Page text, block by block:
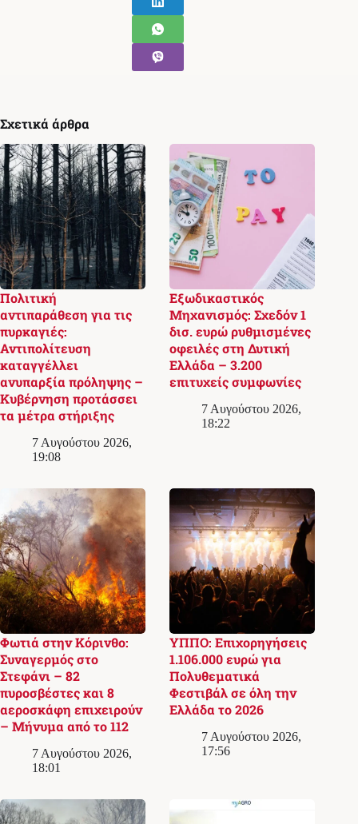
Σχετικά άρθρα
Πολιτική
αντιπαράθεση για τις
πυρκαγιές:
Αντιπολίτευση
καταγγέλλει
ανυπαρξία πρόληψης –
Κυβέρνηση προτάσσει
τα μέτρα στήριξης
7 Αυγούστου 2026,
19:08
Εξωδικαστικός
Μηχανισμός: Σχεδόν 1
δισ. ευρώ ρυθμισμένες
οφειλές στη Δυτική
Ελλάδα – 3.200
επιτυχείς συμφωνίες
7 Αυγούστου 2026,
18:22
Φωτιά στην Κόρινθο:
Συναγερμός στο
Στεφάνι – 82
πυροσβέστες και 8
αεροσκάφη επιχειρούν
– Μήνυμα από το 112
7 Αυγούστου 2026,
18:01
ΥΠΠΟ: Επιχορηγήσεις
1.106.000 ευρώ για
Πολυθεματικά
Φεστιβάλ σε όλη την
Ελλάδα το 2026
7 Αυγούστου 2026,
17:56